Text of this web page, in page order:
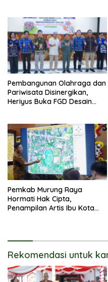
Pembangunan Olahraga dan
Pariwisata Disinergikan,
Heriyus Buka FGD Desain
Pemkab Murung Raya
Hormati Hak Cipta,
Penampilan Artis Ibu Kota
Rekomendasi untuk